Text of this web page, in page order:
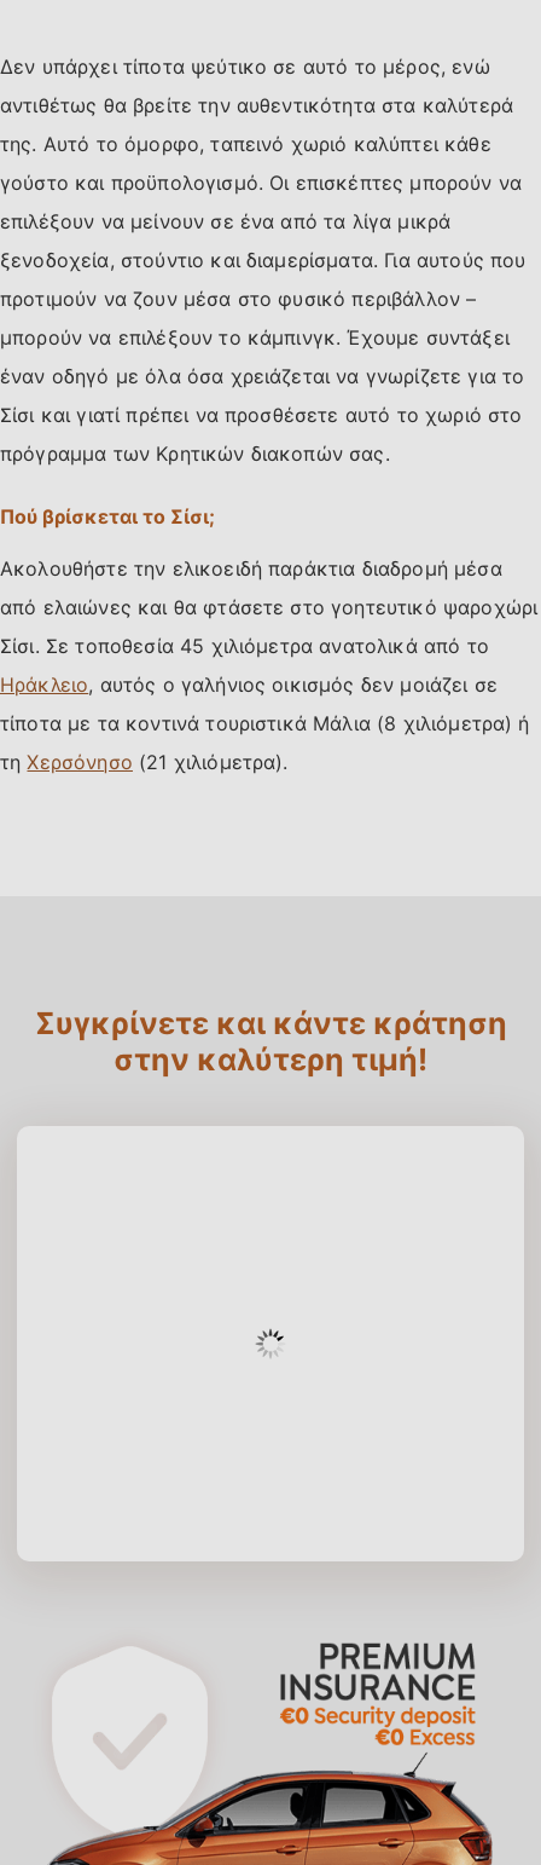
Δεν υπάρχει τίποτα ψεύτικο σε αυτό το μέρος, ενώ
αντιθέτως θα βρείτε την αυθεντικότητα στα καλύτερά
της. Αυτό το όμορφο, ταπεινό χωριό καλύπτει κάθε
γούστο και προϋπολογισμό. Οι επισκέπτες μπορούν να
επιλέξουν να μείνουν σε ένα από τα λίγα μικρά
ξενοδοχεία, στούντιο και διαμερίσματα. Για αυτούς που
προτιμούν να ζουν μέσα στο φυσικό περιβάλλον –
μπορούν να επιλέξουν το κάμπινγκ. Έχουμε συντάξει
έναν οδηγό με όλα όσα χρειάζεται να γνωρίζετε για το
Σίσι και γιατί πρέπει να προσθέσετε αυτό το χωριό στο
πρόγραμμα των Κρητικών διακοπών σας.
Πού βρίσκεται το Σίσι;
Ακολουθήστε την ελικοειδή παράκτια διαδρομή μέσα
από ελαιώνες και θα φτάσετε στο γοητευτικό ψαροχώρι
Σίσι. Σε τοποθεσία 45 χιλιόμετρα ανατολικά από το
Ηράκλειο, αυτός ο γαλήνιος οικισμός δεν μοιάζει σε
τίποτα με τα κοντινά τουριστικά Μάλια (8 χιλιόμετρα) ή
τηΧερσόνησο (21 χιλιόμετρα).
Συγκρίνετε και κάντε κράτηση
στην καλύτερη τιμή!